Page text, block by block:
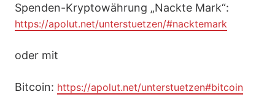
Spenden-Kryptowährung „Nackte Mark“:
https://apolut.net/unterstuetzen/#nacktemark
oder mit
Bitcoin: https://apolut.net/unterstuetzen#bitcoin